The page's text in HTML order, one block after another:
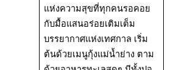
แห่งความสุขที่ทุกคนรอคอย
กับมื้อแสนอร่อยเติมเต็ม
บรรยากาศแห่งเทศกาล เริ่ม
ต้นด้วยเมนูกุ้งแม่น้ำย่าง ตาม